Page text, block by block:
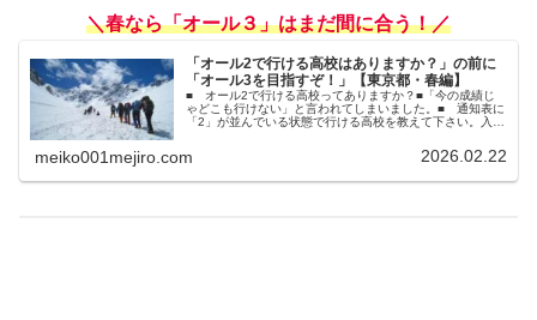
＼春なら「オール３」はまだ間に合う！／
「オール2で行ける高校はありますか？」の前に
「オール3を目指すぞ！」【東京都・春編】
■ オール2で行ける高校ってありますか？■「今の成績じ
ゃどこも行けない」と言われてしまいました。■ 通知表に
「2」が並んでいる状態で行ける高校を教えて下さい。入塾
meiko001mejiro.com 2026.02.22